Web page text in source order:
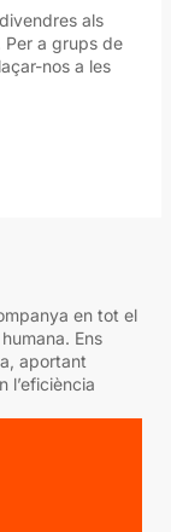
als
Per a grups de
nos a les
en tot el
Ens
aportant
l’eficiència